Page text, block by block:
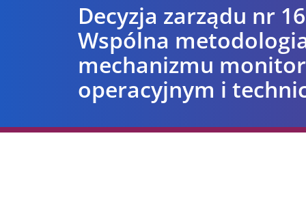
Decyzja zarządu nr
Wspólna
mechanizmu
operacyjnym i